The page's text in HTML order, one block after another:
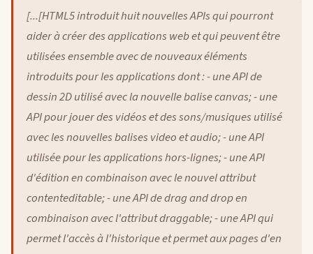
[...[HTML5 introduit huit nouvelles APIs qui pourront
aider à créer des applications web et qui peuvent être
utilisées ensemble avec de nouveaux éléments
introduits pour les applications dont : - une API de
dessin 2D utilisé avec la nouvelle balise canvas; - une
API pour jouer des vidéos et des sons/musiques utilisé
avec les nouvelles balises video et audio; - une API
utilisée pour les applications hors-lignes; - une API
d'édition en combinaison avec le nouvel attribut
contenteditable; - une API de drag and drop en
combinaison avec l'attribut draggable; - une API qui
permet l'accès à l'historique et permet aux pages d'en